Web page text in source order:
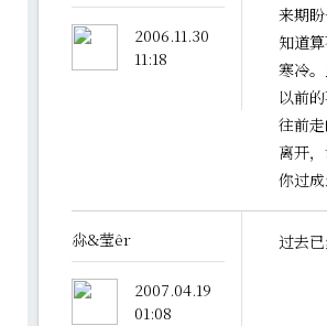
来期
知道
寒冷
以前
往前走
离开
你过
2006.11.30
11:18
过去
尛&莹êr
2007.04.19
01:08